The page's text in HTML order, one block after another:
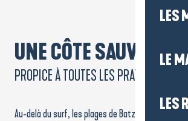
LES
LE
LES
UNE CÔTE SAUVAGE
PROPICE À TOUTES LES PRATIQUES
Au-delà du surf, les plages de Batz-sur-Mer sont